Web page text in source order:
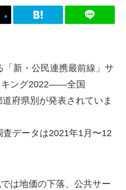
「新・公民連携最前線」サ
キング2022――全国
府県別が発表されていま
データは2021年1月〜12
は地価の下落、公共サー